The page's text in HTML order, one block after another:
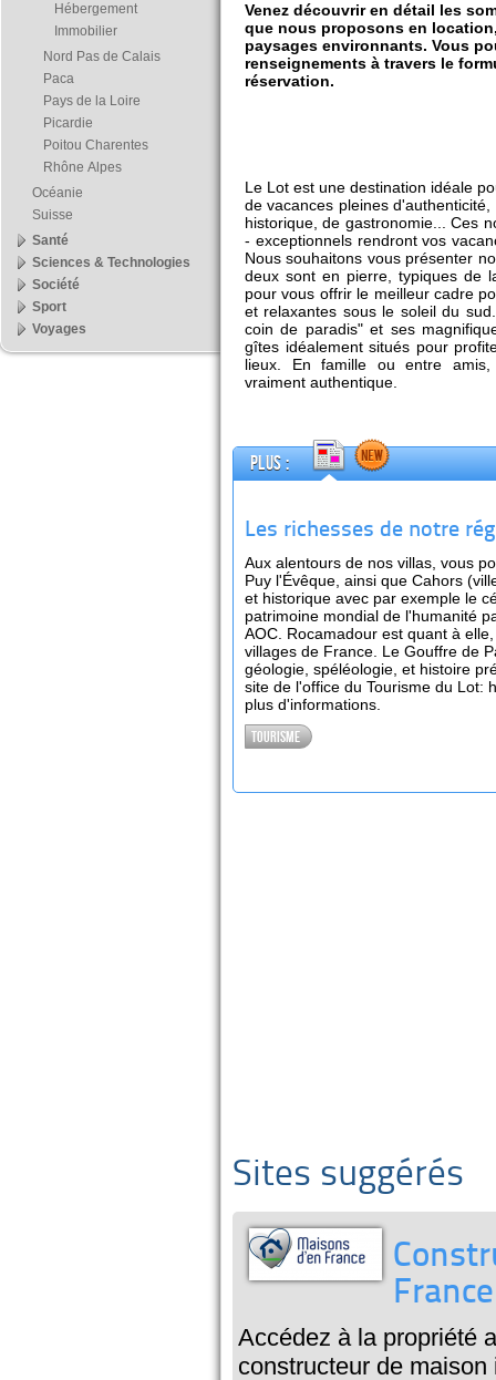
Venez découvrir en détail les
que nous proposons en
paysages environnants. Vous
renseignements à travers le
réservation.
Le Lot est une destination idéale
de vacances pleines
historique, de gastronomie... Ces
- exceptionnels rendront vos
Nous souhaitons vous présenter
deux sont en pierre, typiques de
pour vous offrir le meilleur cadre
et relaxantes sous le soleil du
coin de paradis" et ses
gîtes idéalement situés pour
lieux. En famille ou entre
vraiment authentique.
Plus :
Les richesses de notre
Aux alentours de nos villas, vous
Puy l'Évêque, ainsi que Cahors
et historique avec par exemple le
patrimoine mondial de l'humanité
AOC. Rocamadour est quant à
villages de France. Le Gouffre de
géologie, spéléologie, et histoire
site de l'office du Tourisme du Lot:
plus d'informations.
Tourisme
Sites suggérés
Accédez à la propriété
constructeur de
Hébergement
Immobilier
Nord Pas de Calais
Paca
Pays de la Loire
Picardie
Poitou Charentes
Rhône Alpes
Océanie
Suisse
Santé
Sciences & Technologies
Société
Sport
Voyages